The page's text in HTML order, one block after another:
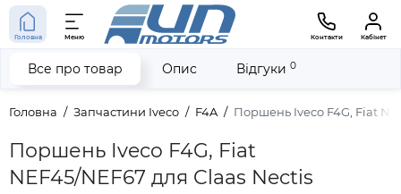
Головна Меню Контакти Кабінет
Головна Запчастини Iveco F4A Поршень Iveco F4G, Fiat
Поршень Iveco F4G, Fiat
NEF45/NEF67 для Claas Nectis
Все про товар Опис Відгуки 0